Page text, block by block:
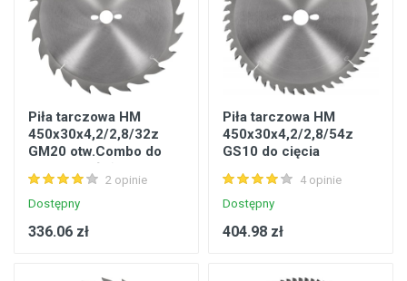
Piła tarczowa HM
450x30x4,2/2,8/32z
GM20 otw.Combo do
cięcia wzdłużnego
drewna
2 opinie
Dostępny
336.06 zł
Piła tarczowa HM
450x30x4,2/2,8/54z
GS10 do cięcia
litego
4 opinie
Dostępny
404.98 zł